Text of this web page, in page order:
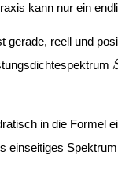
kann nur ein
gerade, reell und
in die Formel
einseitiges